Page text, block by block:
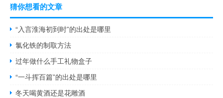
猜你想看的文章
“入言淮海初到时”的出处是哪里
氯化铁的制取方法
过年做什么手工礼物盒子
“一斗挥百篇”的出处是哪里
冬天喝黄酒还是花雕酒